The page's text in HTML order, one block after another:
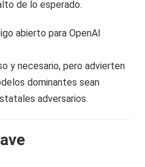
de lo esperado.
abierto para OpenAI
y necesario, pero advierten
dominantes sean
adversarios.